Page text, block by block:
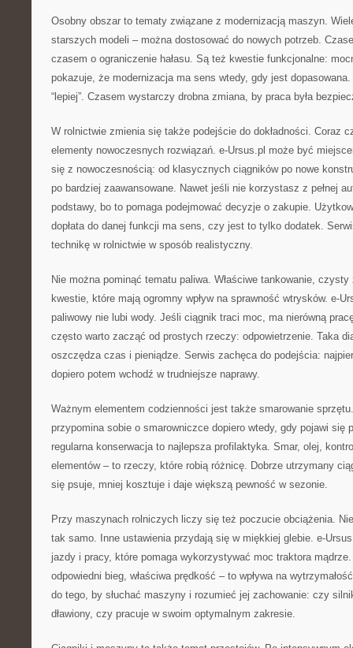
Osobny obszar to tematy związane z modernizacją maszyn.
starszych modeli – można dostosować do nowych potrzeb.
czasem o ograniczenie hałasu. Są też kwestie funkcjonalne:
pokazuje, że modernizacja ma sens wtedy, gdy jest
“lepiej”. Czasem wystarczy drobna zmiana, by praca była
W rolnictwie zmienia się także podejście do dokładności. Coraz
elementy nowoczesnych rozwiązań. e-Ursus.pl może być
się z nowoczesnością: od klasycznych ciągników po nowe
po bardziej zaawansowane. Nawet jeśli nie korzystasz z pełnej
podstawy, bo to pomaga podejmować decyzje o zakupie.
dopłata do danej funkcji ma sens, czy jest to tylko dodatek.
technikę w rolnictwie w sposób realistyczny.
Nie można pominąć tematu paliwa. Właściwe tankowanie,
kwestie, które mają ogromny wpływ na sprawność wtrysków. e-
paliwowy nie lubi wody. Jeśli ciągnik traci moc, ma nierówną
często warto zacząć od prostych rzeczy: odpowietrzenie. Taka
oszczędza czas i pieniądze. Serwis zachęca do podejścia:
dopiero potem wchodź w trudniejsze naprawy.
Ważnym elementem codzienności jest także smarowanie
przypomina sobie o smarowniczce dopiero wtedy, gdy pojawi się
regularna konserwacja to najlepsza profilaktyka. Smar, olej,
elementów – to rzeczy, które robią różnicę. Dobrze utrzymany
się psuje, mniej kosztuje i daje większą pewność w sezonie.
Przy maszynach rolniczych liczy się też poczucie obciążenia.
tak samo. Inne ustawienia przydają się w miękkiej glebie. e-
jazdy i pracy, które pomaga wykorzystywać moc traktora mądrze.
odpowiedni bieg, właściwa prędkość – to wpływa na
do tego, by słuchać maszyny i rozumieć jej zachowanie: czy
dławiony, czy pracuje w swoim optymalnym zakresie.